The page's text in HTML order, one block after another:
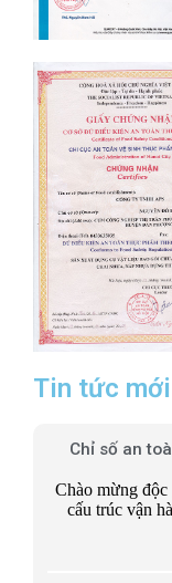
Tin tức mới
Chỉ số an
Chào mừng độc
cấu trúc vận